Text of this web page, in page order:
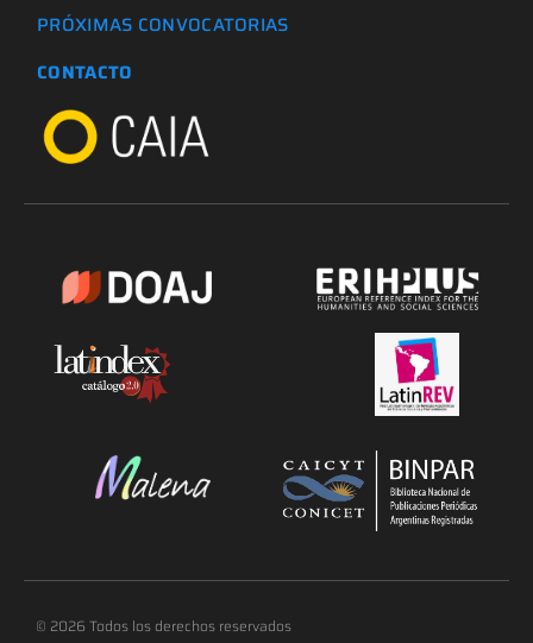
PRÓXIMAS CONVOCATORIAS
CONTACTO
© 2026 Todos los derechos reservados